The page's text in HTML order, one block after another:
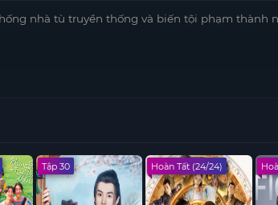
nhà tù truyền thống và biến tội phạm thành
Tập 30 Hoàn Tất (24/24)